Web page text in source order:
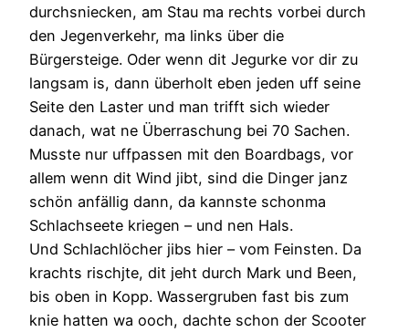
durchsniecken, am Stau ma rechts vorbei durch
den Jegenverkehr, ma links über die
Bürgersteige. Oder wenn dit Jegurke vor dir zu
langsam is, dann überholt eben jeden uff seine
Seite den Laster und man trifft sich wieder
danach, wat ne Überraschung bei 70 Sachen.
Musste nur uffpassen mit den Boardbags, vor
allem wenn dit Wind jibt, sind die Dinger janz
schön anfällig dann, da kannste schonma
Schlachseete kriegen – und nen Hals.
Und Schlachlöcher jibs hier – vom Feinsten. Da
krachts rischjte, dit jeht durch Mark und Been,
bis oben in Kopp. Wassergruben fast bis zum
knie hatten wa ooch, dachte schon der Scooter